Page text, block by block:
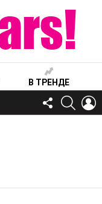
В ТРЕНДЕ
FOLLOW
US